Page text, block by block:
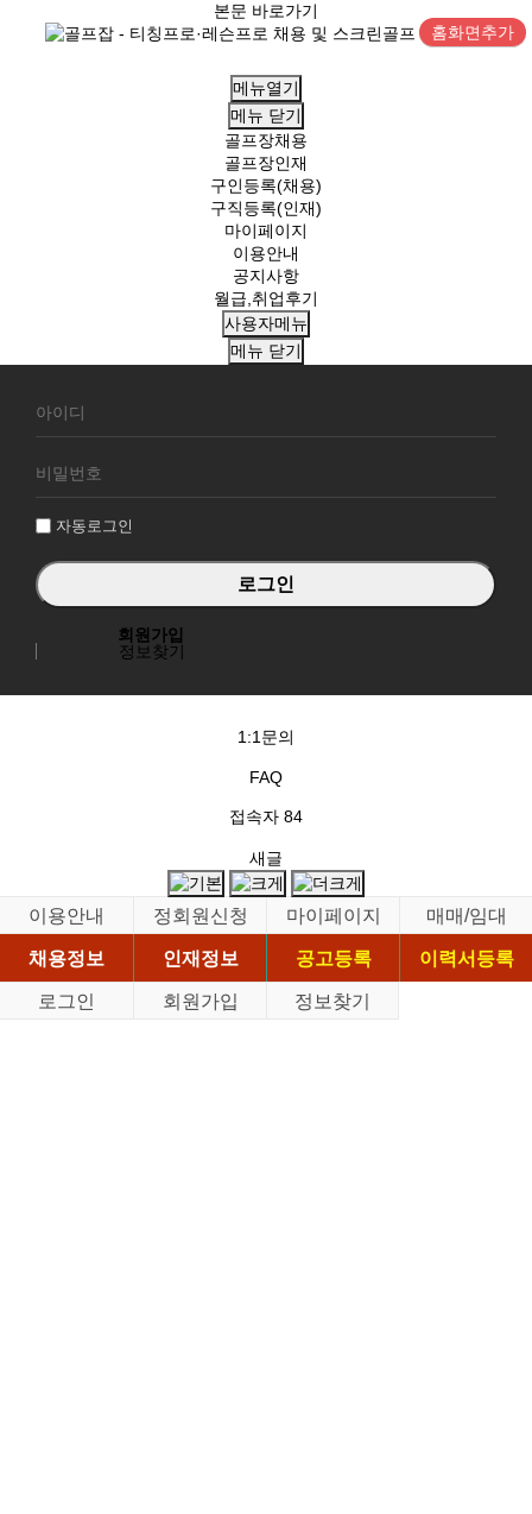
본문 바로가기
홈화면추가
메뉴열기
메뉴 닫기
골프장채용
골프장인재
구인등록(채용)
구직등록(인재)
마이페이지
이용안내
공지사항
월급,취업후기
사용자메뉴
메뉴 닫기
원
그
자동로그인
회원가입
정보찾기
1:1문의
FAQ
접속자 84
새글
이용안내 정회원신청 마이페이지
매매/임대
채용정보
인재정보 공고등록
이력서등록
로그인
회원가입 정보찾기